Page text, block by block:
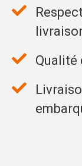
Qualité